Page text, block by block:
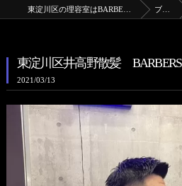
東淀川区の理容室はBARBERSHOPNo.18 ブログ
東淀川区井高野散髪
2021/03/13